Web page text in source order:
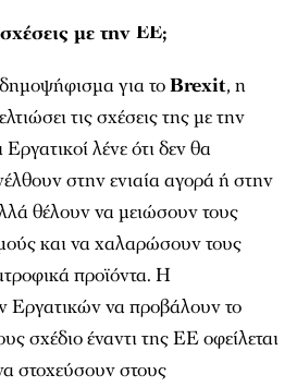
με την ΕΕ;
για τοBrexit, η
τις σχέσεις της με την
Εργατικοί λένε ότι δεν θα
στην ενιαία αγορά ή στην
θέλουν να μειώσουν τους
και να χαλαρώσουν τους
προϊόντα. Η
Εργατικών να προβάλουν το
σχέδιο έναντι της ΕΕ οφείλεται
στοχεύσουν στους